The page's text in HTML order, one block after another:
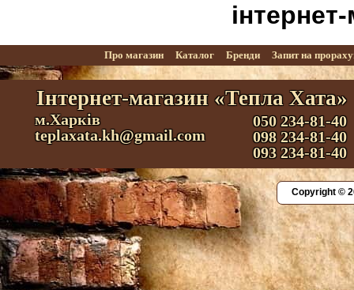
Про магазин Каталог Бренди Запит на
Інтернет-магазин «Тепла Хата»
м.Харків
teplaxata.kh@gmail.com
050 234-81-40
098 234-81-40
093 234-81-40
Copyright ©